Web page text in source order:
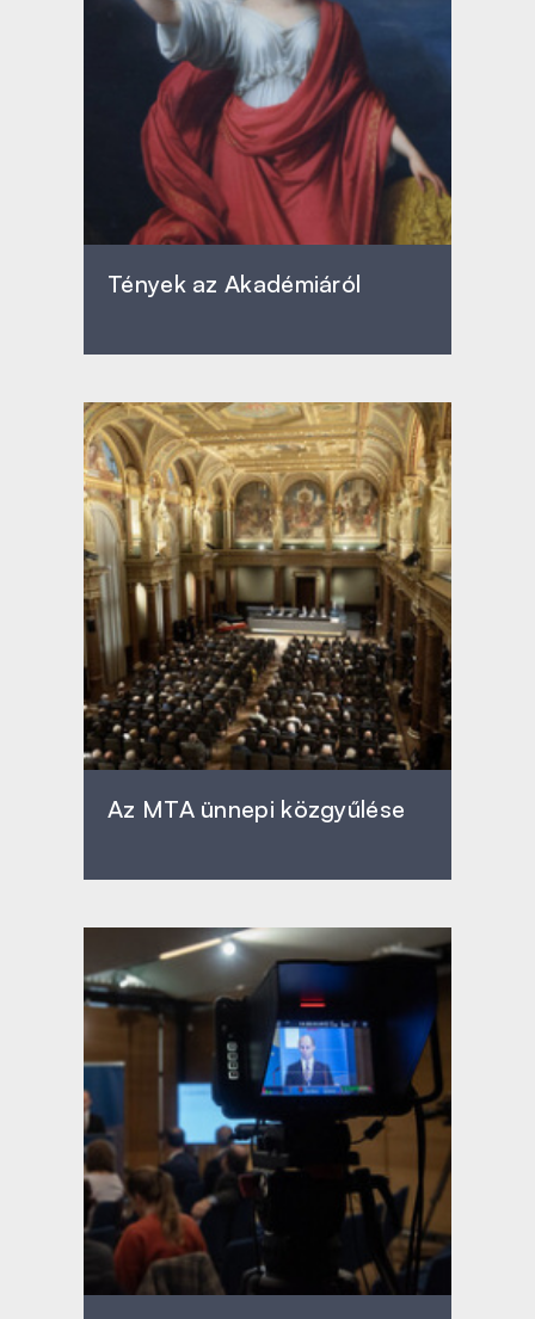
Tények az Akadémiáról
Az MTA ünnepi közgyűlése